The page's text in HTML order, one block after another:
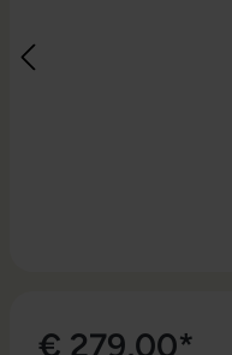
€ 279,00*